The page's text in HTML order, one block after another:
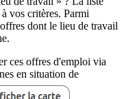
vos critères. Parmi
dont le lieu de travail
ces offres d'emploi via
en situation de